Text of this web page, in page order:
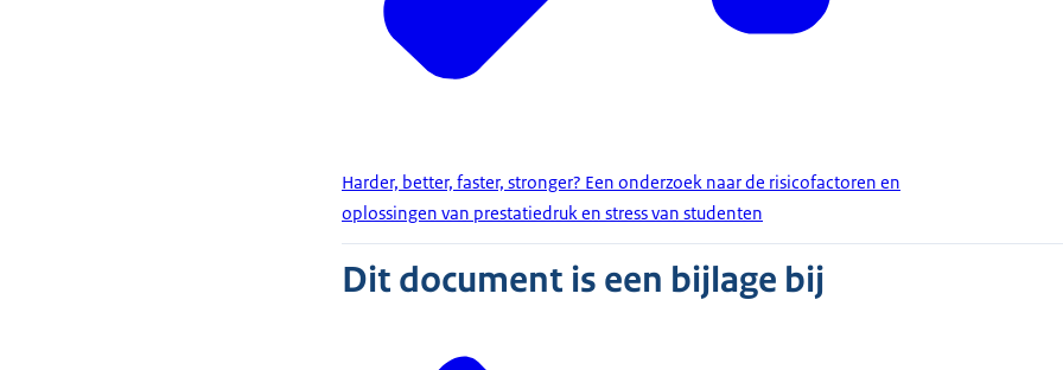
Harder, better, faster, stronger? Een onderzoek naar de risicofactoren en
oplossingen van prestatiedruk en stress van studenten
Dit document is een bijlage bij